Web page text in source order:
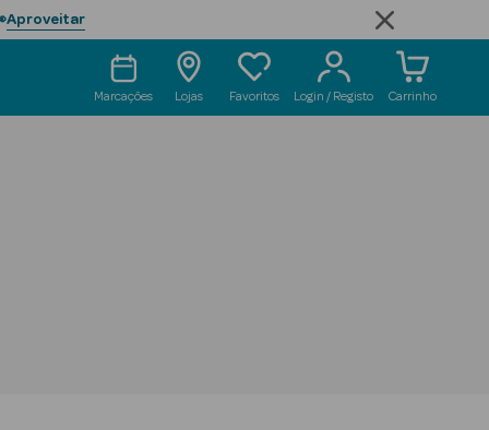
Aproveitar
Marcações Lojas Favoritos Login / Registo Carrinho